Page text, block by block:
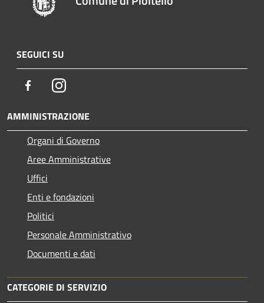
SEGUICI SU
FacebookInstagram
AMMINISTRAZIONE
Organi di Governo
Aree Amministrative
Uffici
Enti e fondazioni
Politici
Personale Amministrativo
Documenti e dati
CATEGORIE DI SERVIZIO